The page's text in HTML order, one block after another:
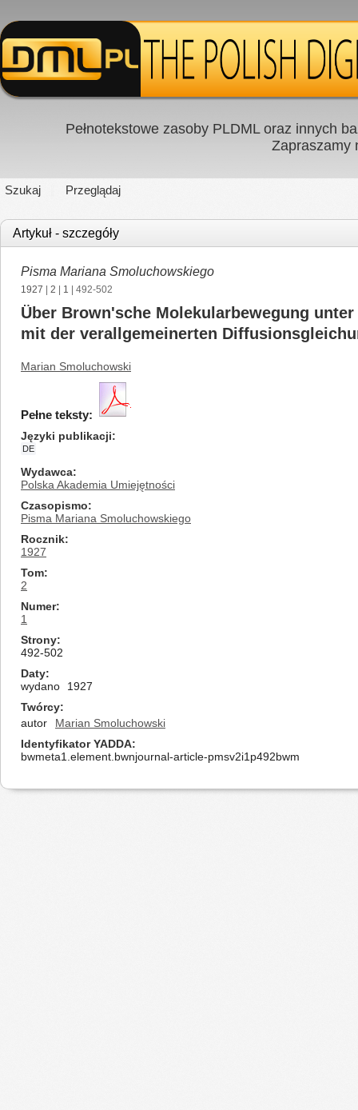
Pełnotekstowe zasoby PLDML oraz innych
Zapraszamy
Szukaj Przeglądaj
Artykuł - szczegóły
Pisma Mariana Smoluchowskiego
1927 2 1 | 492-502
Über Brown'sche Molekularbewegung
mit der verallgemeinerten
Marian Smoluchowski
Pełne teksty:
Języki publikacji
DE
Wydawca
Polska Akademia Umiejętności
Czasopismo
Pisma Mariana Smoluchowskiego
Rocznik
1927
Tom
2
Numer
1
Strony
492-502
Daty
wydano
1927
Twórcy
autor
Marian Smoluchowski
Identyfikator YADDA
bwmeta1.element.bwnjournal-article-pmsv2i1p492bwm